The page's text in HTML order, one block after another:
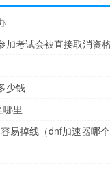
加考试会被直接取消资
少钱
哪里
易掉线（dnf加速器哪个